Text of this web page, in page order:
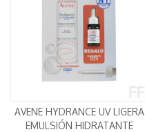
AVENE HYDRANCE UV LIGERA
EMULSIÓN HIDRATANTE